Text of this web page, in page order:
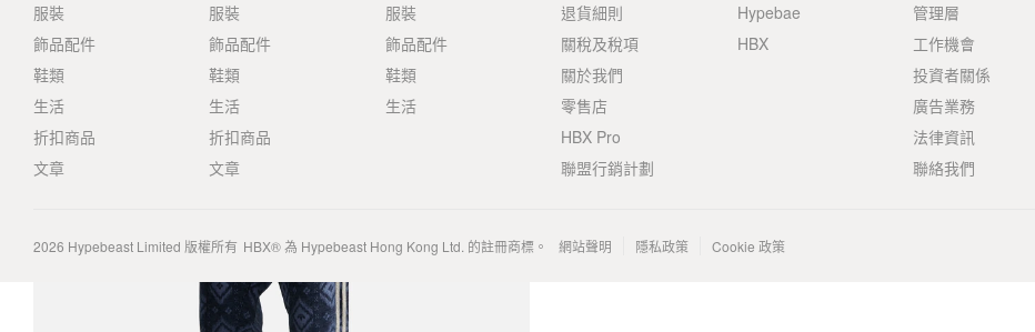
服裝
飾品配件
鞋類
生活
折扣商品
文章
服裝
飾品配件
鞋類
生活
折扣商品
文章
服裝
飾品配件
鞋類
生活
退貨細則
關稅及稅項
關於我們
零售店
HBX Pro
聯盟行銷計劃
Hypebae
HBX
管理層
工作機會
投資者關係
廣告業務
法律資訊
聯絡我們
2026 Hypebeast Limited 版權所有 HBX® 為 Hypebeast Hong Kong Ltd. 的註冊商標。 網站聲明 隱私政策 Cookie 政策